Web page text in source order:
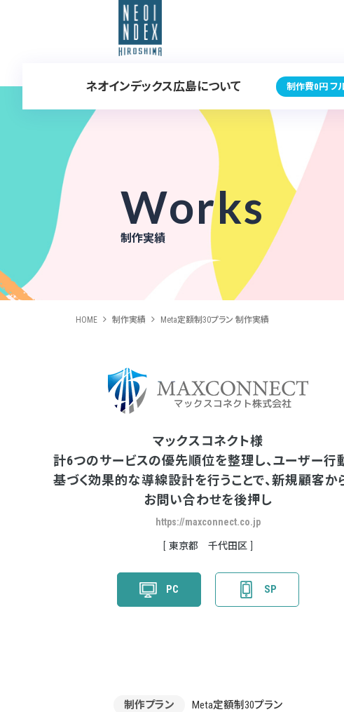
ネオインデックス広島について 制作費0円 フ
Works
制作実績
HOME 制作実績 Meta定額制30プラン 制作実績
マックスコネクト様
計6つのサービスの優先順位を整理し、ユーザー行
基づく効果的な導線設計を行うことで、新規顧客か
お問い合わせを後押し
https://maxconnect.co.jp
東京都 千代田区
PC SP
制作プラン Meta定額制30プラン